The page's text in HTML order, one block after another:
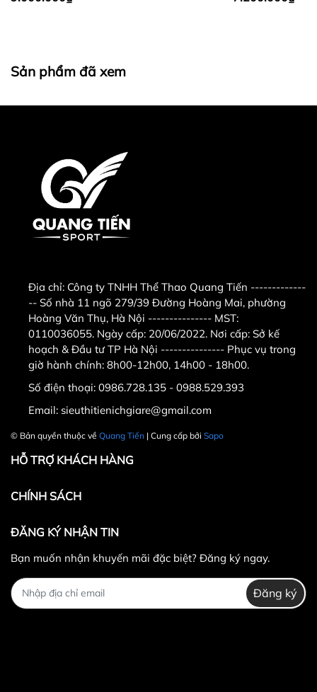
Sản phẩm đã xem
Địa chỉ: Công ty TNHH Thể Thao Quang Tiến -------------
-- Số nhà 11 ngõ 279/39 Đường Hoàng Mai, phường
Hoàng Văn Thụ, Hà Nội --------------- MST:
0110036055. Ngày cấp: 20/06/2022. Nơi cấp: Sở kế
hoạch & Đầu tư TP Hà Nội --------------- Phục vụ trong
giờ hành chính: 8h00-12h00, 14h00 - 18h00.
Số điện thoại: 0986.728.135 - 0988.529.393
Email: sieuthitienichgiare@gmail.com
© Bản quyền thuộc về Quang Tiến | Cung cấp bởi Sapo
HỖ TRỢ KHÁCH HÀNG
CHÍNH SÁCH
ĐĂNG KÝ NHẬN TIN
Bạn muốn nhận khuyến mãi đặc biệt? Đăng ký ngay.
Đăng ký